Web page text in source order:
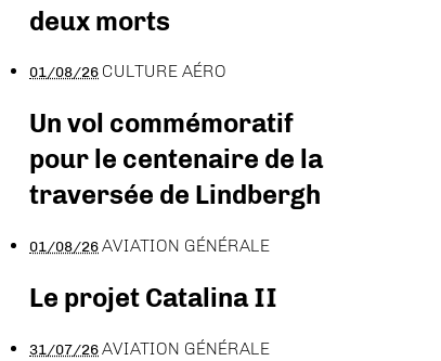
deux morts
01/08/26 CULTURE AÉRO
Un vol commémoratif
pour le centenaire de la
traversée de Lindbergh
01/08/26AVIATION GÉNÉRALE
Le projet Catalina II
31/07/26AVIATION GÉNÉRALE